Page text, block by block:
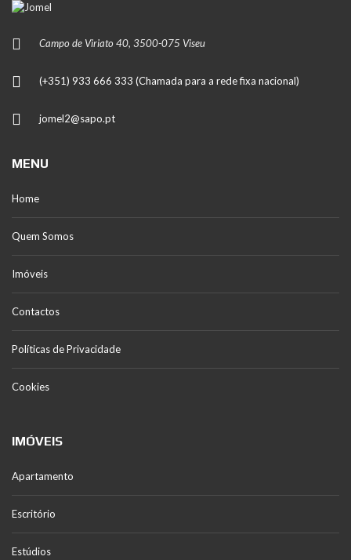
Campo de Viriato 40, 3500-075 Viseu
(+351) 933 666 333 (Chamada para a rede fixa nacional)
jomel2@sapo.pt
MENU
Home
Quem Somos
Imóveis
Contactos
Políticas de Privacidade
Cookies
IMÓVEIS
Apartamento
Escritório
Estúdios